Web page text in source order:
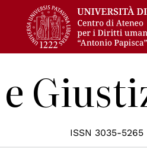
ISSN 3035-5265